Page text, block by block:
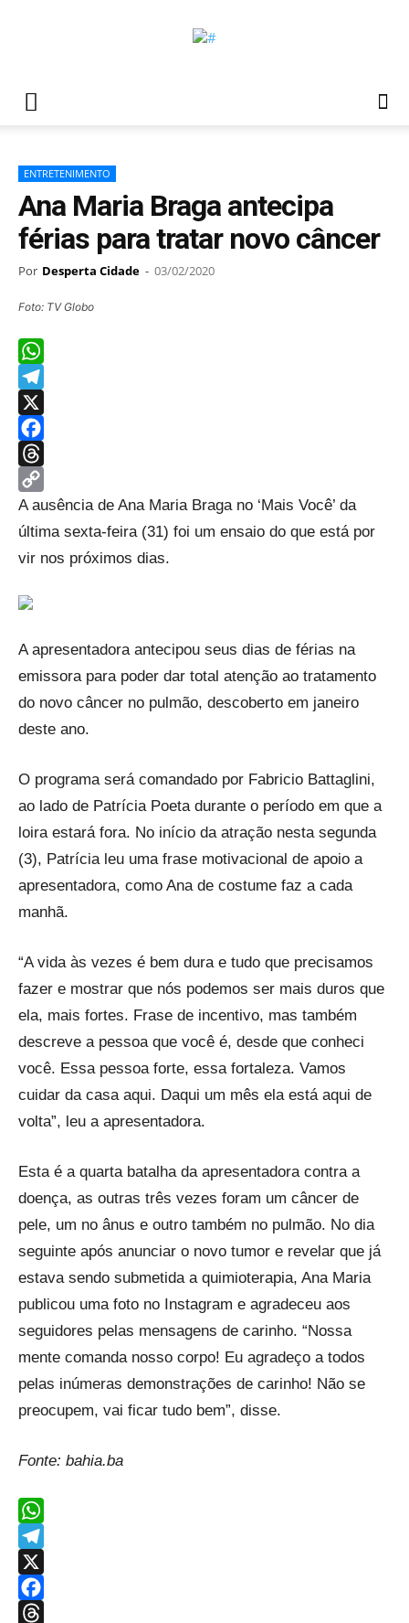
ENTRETENIMENTO
Ana Maria Braga antecipa
férias para tratar novo câncer
Por Desperta Cidade - 03/02/2020
Foto: TV Globo
WhatsApp
Telegram
X
Facebook
Threads
Copy
Link
A ausência de Ana Maria Braga no ‘Mais Você’ da
última sexta-feira (31) foi um ensaio do que está por
vir nos próximos dias.
A apresentadora antecipou seus dias de férias na
emissora para poder dar total atenção ao tratamento
do novo câncer no pulmão, descoberto em janeiro
deste ano.
O programa será comandado por Fabricio Battaglini,
ao lado de Patrícia Poeta durante o período em que a
loira estará fora. No início da atração nesta segunda
(3), Patrícia leu uma frase motivacional de apoio a
apresentadora, como Ana de costume faz a cada
manhã.
“A vida às vezes é bem dura e tudo que precisamos
fazer e mostrar que nós podemos ser mais duros que
ela, mais fortes. Frase de incentivo, mas também
descreve a pessoa que você é, desde que conheci
você. Essa pessoa forte, essa fortaleza. Vamos
cuidar da casa aqui. Daqui um mês ela está aqui de
volta”, leu a apresentadora.
Esta é a quarta batalha da apresentadora contra a
doença, as outras três vezes foram um câncer de
pele, um no ânus e outro também no pulmão. No dia
seguinte após anunciar o novo tumor e revelar que já
estava sendo submetida a quimioterapia, Ana Maria
publicou uma foto no Instagram e agradeceu aos
seguidores pelas mensagens de carinho. “Nossa
mente comanda nosso corpo! Eu agradeço a todos
pelas inúmeras demonstrações de carinho! Não se
preocupem, vai ficar tudo bem”, disse.
Fonte: bahia.ba
WhatsApp
Telegram
X
Facebook